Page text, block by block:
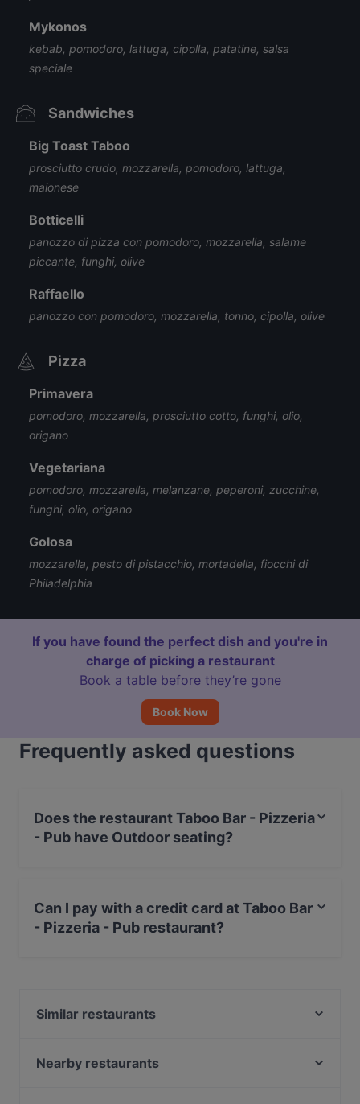
Mykonos
kebab, pomodoro, lattuga, cipolla, patatine, salsa
speciale
Sandwiches
Big Toast Taboo
prosciutto crudo, mozzarella, pomodoro, lattuga,
maionese
Botticelli
panozzo di pizza con pomodoro, mozzarella, salame
piccante, funghi, olive
Raffaello
panozzo con pomodoro, mozzarella, tonno, cipolla, olive
Pizza
Primavera
pomodoro, mozzarella, prosciutto cotto, funghi, olio,
origano
Vegetariana
pomodoro, mozzarella, melanzane, peperoni, zucchine,
funghi, olio, origano
Golosa
mozzarella, pesto di pistacchio, mortadella, fiocchi di
Philadelphia
If you have found the perfect dish and you're in
charge of picking a restaurant
Book a table before they’re gone
Book Now
Frequently asked questions
Does the restaurant Taboo Bar - Pizzeria
- Pub have Outdoor seating?
Can I pay with a credit card at Taboo Bar
- Pizzeria - Pub restaurant?
Similar restaurants
Trattoria Pizzeria I Due Compari
Nearby restaurants